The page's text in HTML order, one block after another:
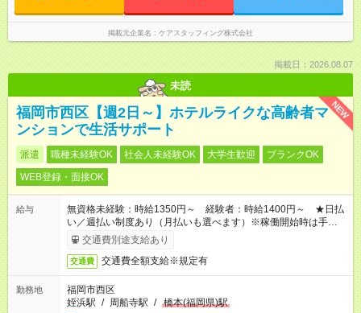
掲載元企業名 ケアスタッフィング株式会社
掲載日：2026.08.07
未読
NEW
福岡市西区【週2日～】ホテルライクな高齢者マ
ンションで生活サポート
派遣 職種未経験OK 社会人未経験OK 大学生歓迎
ブランクOK
WEB登録・面接OK
給与
無資格未経験：時給1350円～ 経験者：時給1400円～ ★日払
い／週払い制度あり（月払いも選べます）※稼働開始時は手続き
完了次第のお支払いとなります。
交通費別途支給あり
交通費 交通費全額支給※規定有
勤務地
福岡市西区
姪浜駅 / 周船寺駅 / 橋本(福岡県)駅